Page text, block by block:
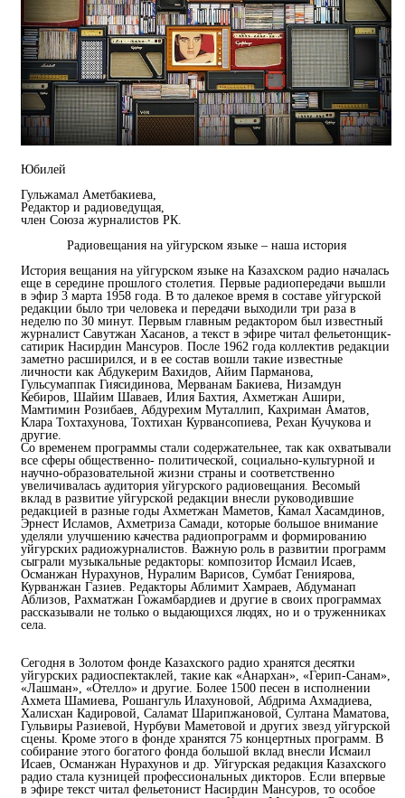
Юбилей
Гульжамал Аметбакиева,
Редактор и радиоведущая,
член Союза журналистов РК.
Радиовещания на уйгурском языке – наша история
История вещания на уйгурском языке на Казахском радио началась
еще в середине прошлого столетия. Первые радиопередачи вышли
в эфир 3 марта 1958 года. В то далекое время в составе уйгурской
редакции было три человека и передачи выходили три раза в
неделю по 30 минут. Первым главным редактором был известный
журналист Савутжан Хасанов, а текст в эфире читал фельетонщик-
сатирик Насирдин Мансуров. После 1962 года коллектив редакции
заметно расширился, и в ее состав вошли такие известные
личности как Абдукерим Вахидов, Айим Парманова,
Гульсумаппак Гиясидинова, Мерванам Бакиева, Низамдун
Кебиров, Шайим Шаваев, Илия Бахтия, Ахметжан Ашири,
Мамтимин Розибаев, Абдурехим Муталлип, Кахриман Аматов,
Клара Тохтахунова, Тохтихан Курвансопиева, Рехан Кучукова и
другие.
Со временем программы стали содержательнее, так как охватывали
все сферы общественно- политической, социально-культурной и
научно-образовательной жизни страны и соответственно
увеличивалась аудитория уйгурского радиовещания. Весомый
вклад в развитие уйгурской редакции внесли руководившие
редакцией в разные годы Ахметжан Маметов, Камал Хасамдинов,
Эрнест Исламов, Ахметриза Самади, которые большое внимание
уделяли улучшению качества радиопрограмм и формированию
уйгурских радиожурналистов. Важную роль в развитии программ
сыграли музыкальные редакторы: композитор Исмаил Исаев,
Османжан Нурахунов, Нуралим Варисов, Сумбат Гениярова,
Курванжан Газиев. Редакторы Аблимит Хамраев, Абдуманап
Аблизов, Рахматжан Гожамбардиев и другие в своих программах
рассказывали не только о выдающихся людях, но и о труженниках
села.
Сегодня в Золотом фонде Казахского радио хранятся десятки
уйгурских радиоспектаклей, такие как «Анархан», «Герип-Санам»,
«Лашман», «Отелло» и другие. Более 1500 песен в исполнении
Ахмета Шамиева, Рошангуль Илахуновой, Абдрима Ахмадиева,
Халисхан Кадировой, Саламат Шарипжановой, Султана Маматова,
Гульвиры Разиевой, Нурбуви Маметовой и других звезд уйгурской
сцены. Кроме этого в фонде хранятся 75 концертных программ. В
собирание этого богатого фонда большой вклад внесли Исмаил
Исаев, Османжан Нурахунов и др. Уйгурская редакция Казахского
радио стала кузницей профессиональных дикторов. Если впервые
в эфире текст читал фельетонист Насирдин Мансуров, то особое